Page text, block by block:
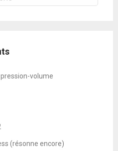
pression-volume
(résonne encore)